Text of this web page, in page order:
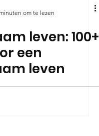
om te lezen
leven: 100+
een
leven